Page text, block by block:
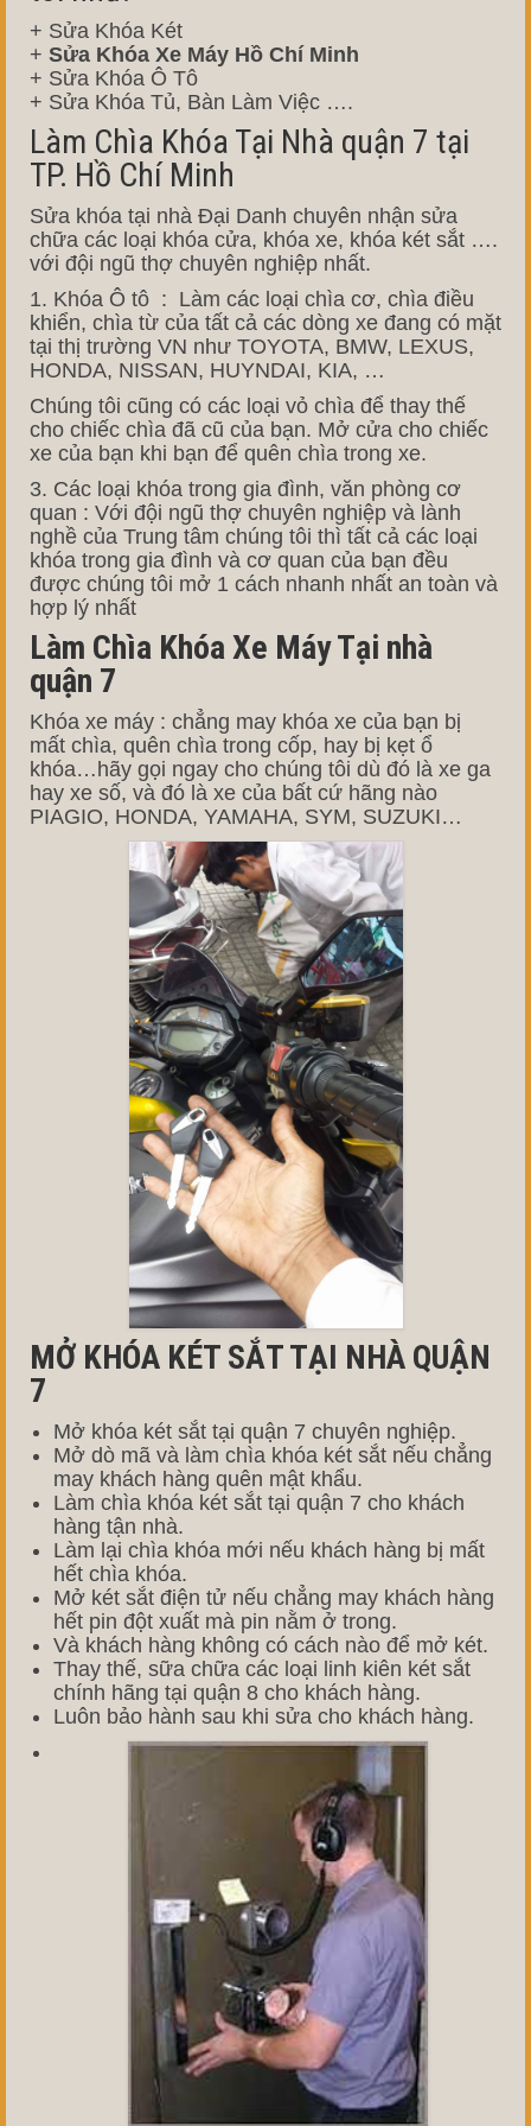
+ Sửa Khóa Két
+ Sửa Khóa Xe Máy Hồ Chí Minh
+ Sửa Khóa Ô Tô
+ Sửa Khóa Tủ, Bàn Làm Việc ….
Làm Chìa Khóa Tại Nhà quận 7 tại
TP. Hồ Chí Minh
Sửa khóa tại nhà Đại Danh chuyên nhận sửa
chữa các loại khóa cửa, khóa xe, khóa két sắt ….
với đội ngũ thợ chuyên nghiệp nhất.
1. Khóa Ô tô : Làm các loại chìa cơ, chìa điều
khiển, chìa từ của tất cả các dòng xe đang có mặt
tại thị trường VN như TOYOTA, BMW, LEXUS,
HONDA, NISSAN, HUYNDAI, KIA, …
Chúng tôi cũng có các loại vỏ chìa để thay thế
cho chiếc chìa đã cũ của bạn. Mở cửa cho chiếc
xe của bạn khi bạn để quên chìa trong xe.
3. Các loại khóa trong gia đình, văn phòng cơ
quan : Với đội ngũ thợ chuyên nghiệp và lành
nghề của Trung tâm chúng tôi thì tất cả các loại
khóa trong gia đình và cơ quan của bạn đều
được chúng tôi mở 1 cách nhanh nhất an toàn và
hợp lý nhất
Làm Chìa Khóa Xe Máy Tại nhà
quận 7
Khóa xe máy : chẳng may khóa xe của bạn bị
mất chìa, quên chìa trong cốp, hay bị kẹt ổ
khóa…hãy gọi ngay cho chúng tôi dù đó là xe ga
hay xe số, và đó là xe của bất cứ hãng nào
PIAGIO, HONDA, YAMAHA, SYM, SUZUKI…
MỞ KHÓA KÉT SẮT TẠI NHÀ QUẬN
7
Mở khóa két sắt tại quận 7 chuyên nghiệp.
Mở dò mã và làm chìa khóa két sắt nếu chẳng
may khách hàng quên mật khẩu.
Làm chìa khóa két sắt tại quận 7 cho khách
hàng tận nhà.
Làm lại chìa khóa mới nếu khách hàng bị mất
hết chìa khóa.
Mở két sắt điện tử nếu chẳng may khách hàng
hết pin đột xuất mà pin nằm ở trong.
Và khách hàng không có cách nào để mở két.
Thay thế, sữa chữa các loại linh kiên két sắt
chính hãng tại quận 8 cho khách hàng.
Luôn bảo hành sau khi sửa cho khách hàng.